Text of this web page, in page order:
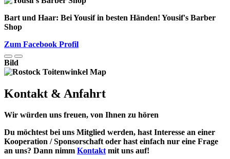
Bart und Haar: Bei Yousif in besten Händen! Yousif's Barber
Shop
Zum Facebook Profil
Bild
Kontakt & Anfahrt
Wir würden uns freuen, von Ihnen zu hören
Du möchtest bei uns Mitglied werden, hast Interesse an einer
Kooperation / Sponsorschaft oder hast einfach nur eine Frage
an uns? Dann nimm Kontaktmit uns auf!